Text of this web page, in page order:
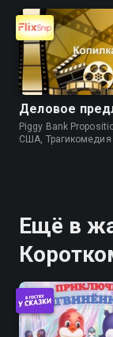
Деловое
Piggy Bank
США, Трагикомедия
Ещё в